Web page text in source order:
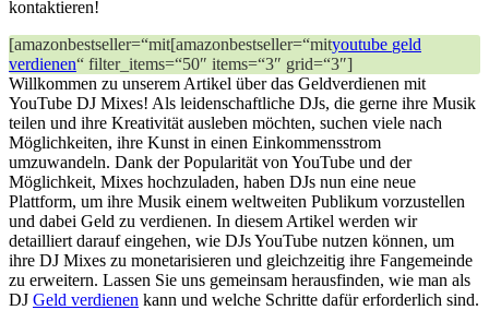
kontaktieren!
[amazon⁣bestseller=“mit[amazonbestseller=“mityoutube geld
verdienen“ filter_items=“50″ items=“3″ grid=“3″]
Willkommen zu unserem Artikel über das Geldverdienen mit
YouTube DJ Mixes! Als leidenschaftliche DJs, ​die gerne ihre Musik
teilen und⁤ ihre Kreativität ausleben möchten, suchen viele nach​
Möglichkeiten, ihre Kunst in einen Einkommensstrom
umzuwandeln. Dank der Popularität von YouTube ​und der
Möglichkeit, Mixes hochzuladen, haben DJs nun eine neue
Plattform, um ihre Musik einem weltweiten Publikum‍ vorzustellen
und dabei Geld ⁢zu verdienen. In diesem Artikel ⁤werden‍ wir
detailliert darauf eingehen, wie DJs YouTube nutzen können, um
ihre DJ Mixes zu monetarisieren ​und gleichzeitig ihre Fangemeinde
zu erweitern. Lassen Sie uns gemeinsam herausfinden, wie man als
DJ Geld verdienen kann und‌ welche Schritte ‌dafür erforderlich sind.